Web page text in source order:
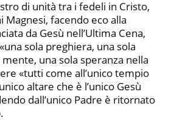
di unità tra i fedeli in Cristo,
Magnesi, facendo eco alla
da Gesù nell’Ultima Cena,
sola preghiera, una sola
una sola speranza nella
«tutti come all’unico tempio
altare che è l’unico Gesù
dall’unico Padre è ritornato